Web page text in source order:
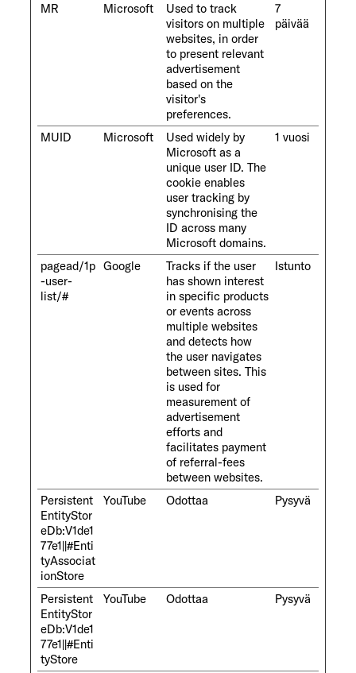
MR Microsoft
Used to track
visitors on multiple
websites, in order
to present relevant
advertisement
based on the
visitor's
preferences.
7
päivää
MUID Microsoft
Used widely by
Microsoft as a
unique user ID. The
cookie enables
user tracking by
synchronising the
ID across many
Microsoft domains.
1 vuosi
pagead/1p
-user-
list/#
Google
Tracks if the user
has shown interest
in specific products
or events across
multiple websites
and detects how
the user navigates
between sites. This
is used for
measurement of
advertisement
efforts and
facilitates payment
of referral-fees
between websites.
Istunto
Persistent
EntityStor
eDb:V1de1
77e1||#Enti
tyAssociat
ionStore
YouTube Odottaa Pysyvä
Persistent
EntityStor
eDb:V1de1
77e1||#Enti
tyStore
YouTube Odottaa Pysyvä